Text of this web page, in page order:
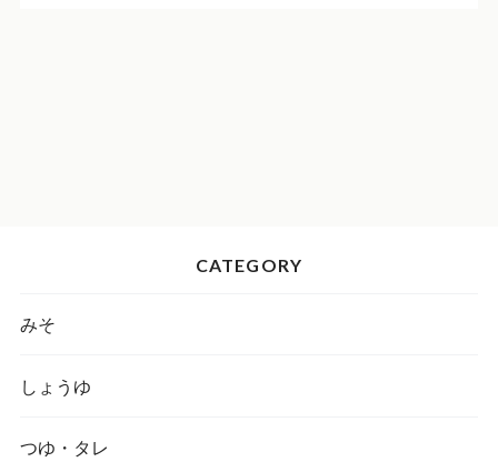
CATEGORY
みそ
しょうゆ
つゆ・タレ